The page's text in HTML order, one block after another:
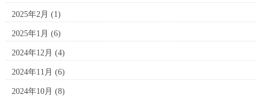
2025年2月 (1)
2025年1月 (6)
2024年12月 (4)
2024年11月 (6)
2024年10月 (8)